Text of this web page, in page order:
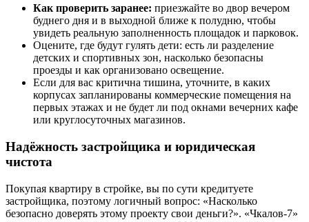
Как проверить заранее: приезжайте во двор вечером
буднего дня и в выходной ближе к полудню, чтобы
увидеть реальную заполненность площадок и парковок.
Оцените, где будут гулять дети: есть ли разделение
детских и спортивных зон, насколько безопасны
проезды и как организовано освещение.
Если для вас критична тишина, уточните, в каких
корпусах запланированы коммерческие помещения на
первых этажах и не будет ли под окнами вечерних кафе
или круглосуточных магазинов.
Надёжность застройщика и юридическая
чистота
Покупая квартиру в стройке, вы по сути кредитуете
застройщика, поэтому логичный вопрос: «Насколько
безопасно доверять этому проекту свои деньги?». «Чкалов-7»